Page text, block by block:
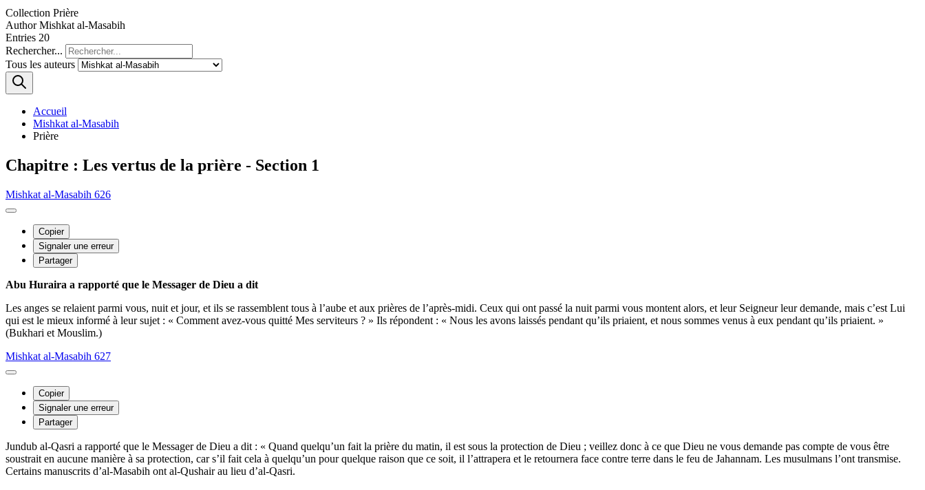
Collection Prière
Author Mishkat al-Masabih
Entries 20
Rechercher...
Tous les auteurs
Accueil
Mishkat al-Masabih
Prière
Chapitre : Les vertus de la prière - Section 1
Mishkat al-Masabih 626
Copier
Signaler une erreur
Partager
Abu Huraira a rapporté que le Messager de Dieu a dit
Les anges se relaient parmi vous, nuit et jour, et ils se rassemblent tous à l’aube et aux prières de l’après-midi. Ceux qui ont passé la nuit parmi vous montent alors, et leur Seigneur leur demande, mais c’est Lui
qui est le mieux informé à leur sujet : « Comment avez-vous quitté Mes serviteurs ? » Ils répondent : « Nous les avons laissés pendant qu’ils priaient, et nous sommes venus à eux pendant qu’ils priaient. »
(Bukhari et Mouslim.)
Mishkat al-Masabih 627
Copier
Signaler une erreur
Partager
Jundub al-Qasri a rapporté que le Messager de Dieu a dit : « Quand quelqu’un fait la prière du matin, il est sous la protection de Dieu ; veillez donc à ce que Dieu ne vous demande pas compte de vous être
soustrait en aucune manière à sa protection, car s’il fait cela à quelqu’un pour quelque raison que ce soit, il l’attrapera et le retournera face contre terre dans le feu de Jahannam. Les musulmans l’ont transmise.
Certains manuscrits d’al-Masabih ont al-Qushair au lieu d’al-Qasri.